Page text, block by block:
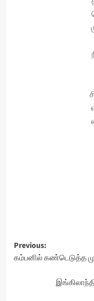
Post
navigation
Previous:
கம்பனில் கண்டெடுத்த